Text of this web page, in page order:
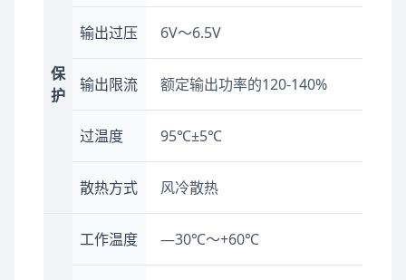
保
护
输出过压 6V～6.5V
输出限流 额定输出功率的120-140%
过温度 95℃±5℃
散热方式 风冷散热
工作温度 —30℃～+60℃